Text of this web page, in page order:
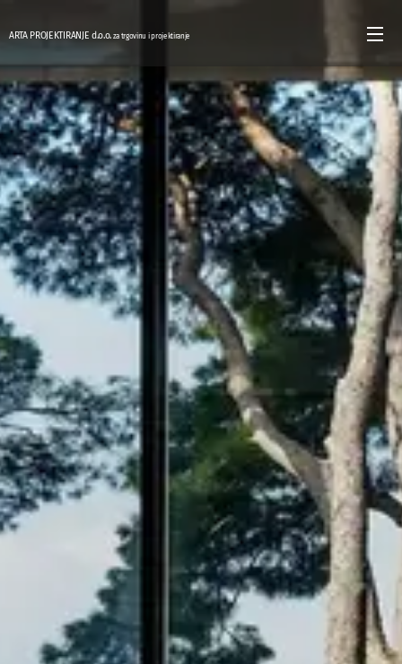
ARTA PROJEKTIRANJE d.o.o. za trgovinu i projektiranje